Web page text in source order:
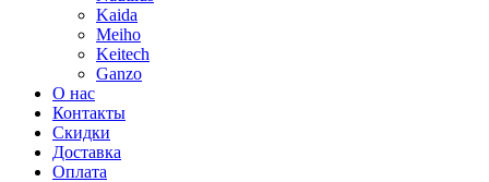
Kaida
Meiho
Keitech
Ganzo
О нас
Контакты
Скидки
Доставка
Оплата